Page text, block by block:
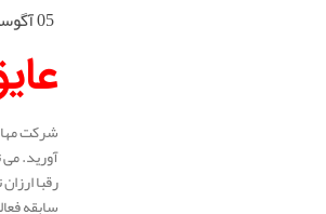
05 آگوست 2025
شرکت
آورید.
رقبا